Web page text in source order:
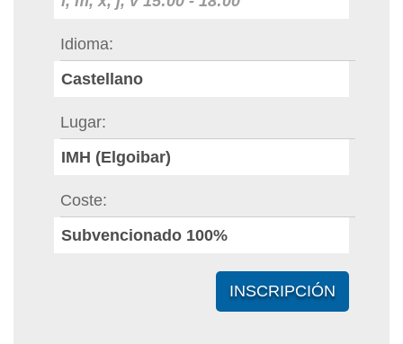
Idioma
Castellano
Lugar
IMH (Elgoibar)
Coste
Subvencionado 100%
INSCRIPCIÓN